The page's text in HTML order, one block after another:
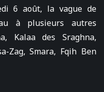
6 août, la vague de
à plusieurs autres
Kalaa des Sraghna,
Zag, Smara, Fqih Ben